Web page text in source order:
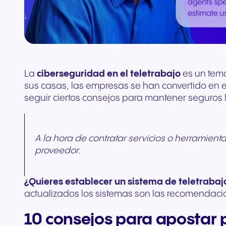
complementos
Conecta equipos y CRM
La ciberseguridad en el teletrabajo es un
sus casas, las empresas se han convertido en
seguir ciertos consejos para mantener
A la hora de contratar servicios o
proveedor.
¿Quieres establecer un sistema de
actualizados los sistemas son las
10 consejos para apostar